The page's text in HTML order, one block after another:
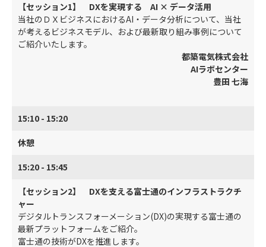
【セッション1】 DXを実現する AI × データ活用
当社のＤＸビジネスにおけるAI・データ分析について、当社
が考えるビジネスモデル、および最新取り組み事例について
ご紹介いたします。
都築電気株式会社
AIラボセンター
豊田 七海
15:10 - 15:20
休憩
15:20 - 15:45
【セッション2】 DXを支える富士通のインフラストラクチ
ャー
デジタルトランスフォーメーション(DX)の実現する富士通の
最新プラットフォームをご紹介。
富士通の技術がDXを推進します。